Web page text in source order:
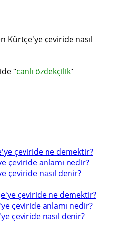
Kürtçe'ye çeviride nasıl
“canlı özdekçilik”
çeviride ne demektir?
çeviride anlamı nedir?
çeviride nasıl denir?
çeviride ne demektir?
çeviride anlamı nedir?
çeviride nasıl denir?